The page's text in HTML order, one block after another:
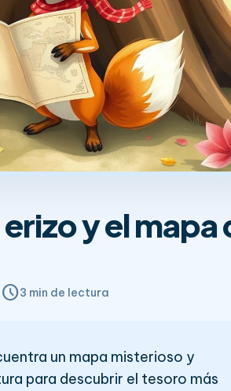
y el mapa
schedule3 min de lectura
un mapa misterioso y
para descubrir el tesoro más